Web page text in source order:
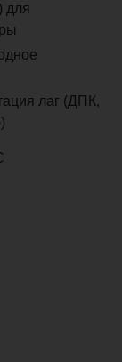
для
лаг (ДПК,